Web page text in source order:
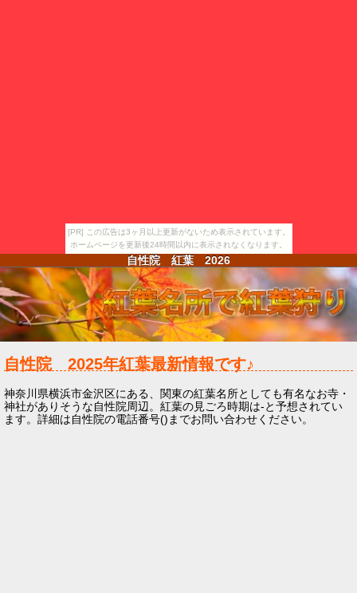
[PR] この広告は3ヶ月以上更新がないため表示されています。
ホームページを更新後24時間以内に表示されなくなります。
自性院 紅葉 2026
自性院 2025年紅葉最新情報です♪
神奈川県横浜市金沢区にある、関東の紅葉名所としても有名なお寺・
神社がありそうな自性院周辺。紅葉の見ごろ時期は-と予想されてい
ます。詳細は自性院の電話番号()までお問い合わせください。